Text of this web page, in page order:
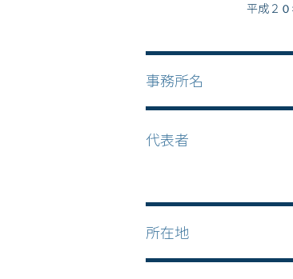
平成２
事務所名
代表者
所在地